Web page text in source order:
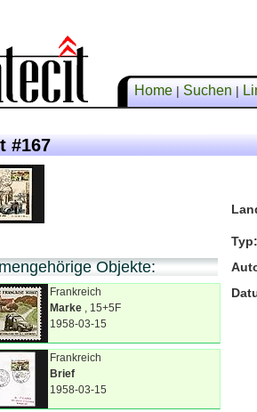
Home|Suchen|
#167
Objekte:
Frankreich
Marke , 15+5F
1958-03-15
Frankreich
Brief
1958-03-15